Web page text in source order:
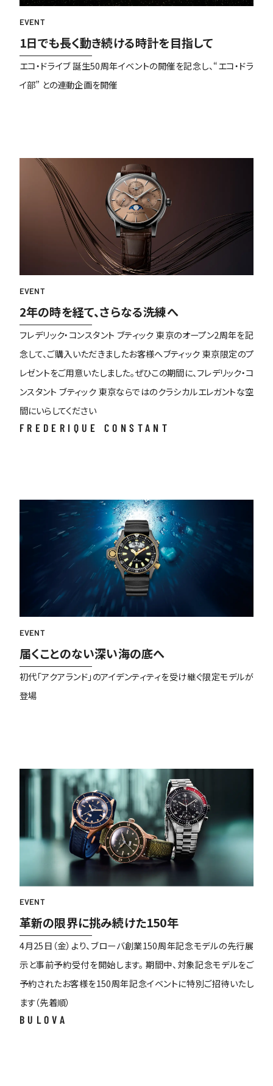
EVENT
1日でも長く動き続ける時計を目指して
エコ・ドライブ 誕生50周年イベントの開催を記念し、“エコ・ドラ
イ部” との連動企画を開催
EVENT
2年の時を経て、さらなる洗練へ
フレデリック・コンスタント ブティック 東京のオープン2周年を記
念して、ご購入いただきましたお客様へブティック 東京限定のプ
レゼントをご用意いたしました。ぜひこの期間に、フレデリック・コ
ンスタント ブティック 東京ならではのクラシカルエレガントな空
間にいらしてください
FREDERIQUE CONSTANT
EVENT
届くことのない深い海の底へ
初代「アクアランド」のアイデンティティを受け継ぐ限定モデルが
登場
EVENT
革新の限界に挑み続けた150年
4月25日（金）より、ブローバ創業150周年記念モデルの先行展
示と事前予約受付を開始します。 期間中、対象記念モデルをご
予約されたお客様を150周年記念イベントに特別ご招待いたし
ます（先着順）
BULOVA